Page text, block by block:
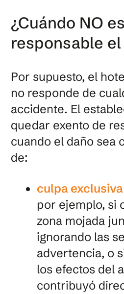
¿Cuándo NO es
responsable
Por supuesto, el
no responde de
accidente. El
quedar exento de
cuando el daño sea
de:
culpa
por ejemplo, si
zona mojada
ignorando las
advertencia, o
los efectos del
contribuyó